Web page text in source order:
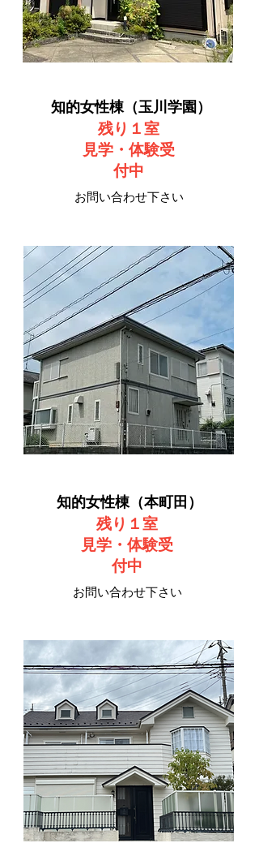
知的女性棟（玉川学園）
​残り１室
見学・体験​受
付中
お問い合わせ下さい
知的女性棟（本町田）
​残り１室
見学・体験​受
付中
お問い合わせ下さい